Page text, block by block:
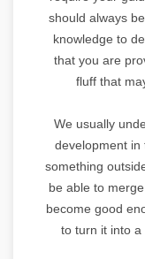
should always
knowledge to
that you are
fluff that
We usually
development in
something
be able to
become good
to turn it into